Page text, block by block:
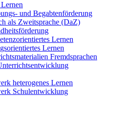
und Begabtenförderung
als Zweitsprache (DaZ)
Lernen
Lernen
Fremdsprachen
heterogenes Lernen
Schulentwicklung